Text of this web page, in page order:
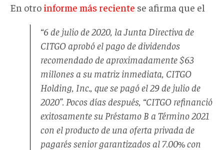
En otro informe más reciente se afirma que el
“6 de julio de 2020, la Junta Directiva de
CITGO aprobó el pago de dividendos
recomendado de aproximadamente $63
millones a su matriz inmediata, CITGO
Holding, Inc., que se pagó el 29 de julio de
2020”. Pocos días después, “CITGO refinanció
exitosamente su Préstamo B a Término 2021
con el producto de una oferta privada de
pagarés senior garantizados al 7.00% con